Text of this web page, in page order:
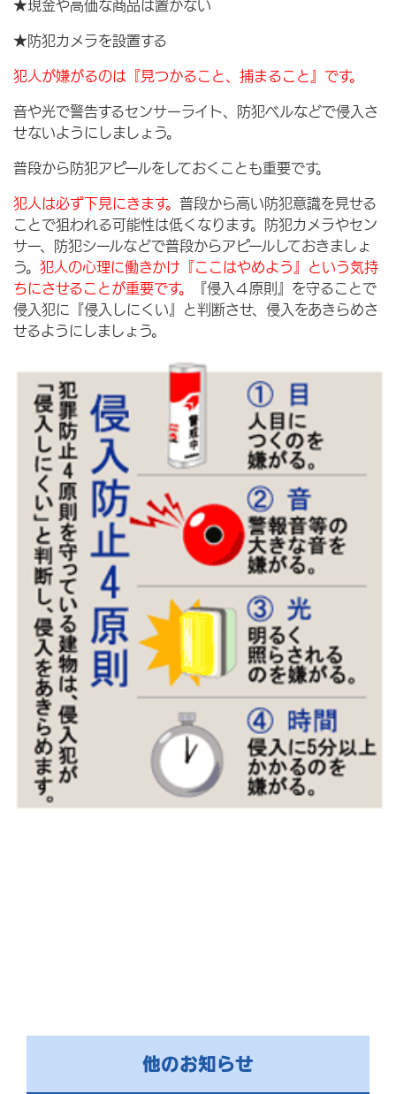
★防犯カメラを設置する
犯人が嫌がるのは『見つかること、捕まること』です。
音や光で警告するセンサーライト、防犯ベルなどで侵入さ
せないようにしましょう。
普段から防犯アピールをしておくことも重要です。
犯人は必ず下見にきます。 普段から高い防犯意識を見せる
ことで狙われる可能性は低くなります。防犯カメラやセン
サー、防犯シールなどで普段からアピールしておきましょ
う。 犯人の心理に働きかけ『ここはやめよう』という気持
ちにさせることが重要です。
『侵入４原則』を守ることで
侵入犯に『侵入しにくい』と判断させ、侵入をあきらめさ
せるようにしましょう。
他のお知らせ